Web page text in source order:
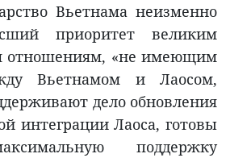
Вьетнама неизменно
приоритет великим
отношениям, «не имеющим
Вьетнамом и Лаосом,
дело обновления
интеграции Лаоса, готовы
поддержку